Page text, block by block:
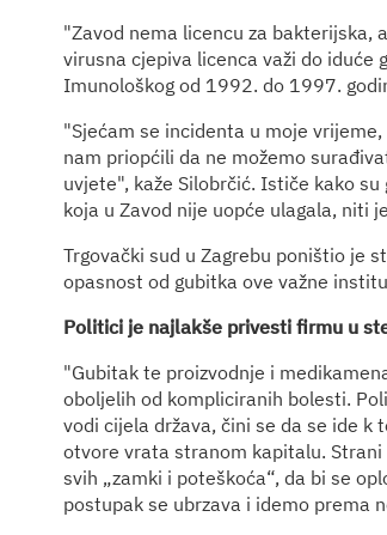
"Zavod nema licencu za bakterijska,
virusna cjepiva licenca važi do iduće
Imunološkog od 1992. do 1997.
"Sjećam se incidenta u moje
nam priopćili da ne možemo
uvjete", kaže Silobrčić. Ističe kako
koja u Zavod nije uopće ulagala, niti
Trgovački sud u Zagrebu poništio je
opasnost od gubitka ove važne
Politici je najlakše privesti firmu u
"Gubitak te proizvodnje i
oboljelih od kompliciranih bolesti.
vodi cijela država, čini se da se ide k
otvore vrata stranom kapitalu.
svih „zamki i poteškoća“, da bi se
postupak se ubrzava i idemo prema